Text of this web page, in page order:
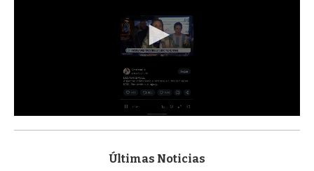
s
Últimas Noticias